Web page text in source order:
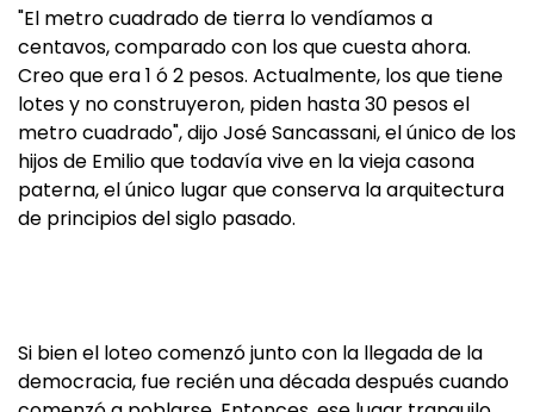
"El metro cuadrado de tierra lo vendíamos a
centavos, comparado con los que cuesta ahora.
Creo que era 1 ó 2 pesos. Actualmente, los que tiene
lotes y no construyeron, piden hasta 30 pesos el
metro cuadrado", dijo José Sancassani, el único de los
hijos de Emilio que todavía vive en la vieja casona
paterna, el único lugar que conserva la arquitectura
de principios del siglo pasado.
Si bien el loteo comenzó junto con la llegada de la
democracia, fue recién una década después cuando